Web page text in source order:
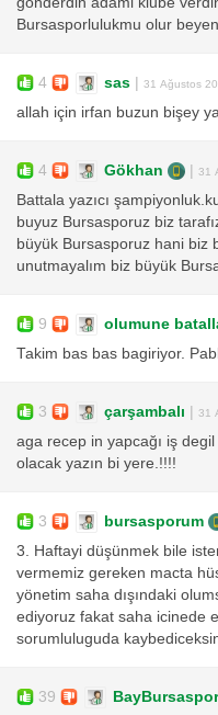
Bursasporlulukmu olur
4 sas | 31 Ağustos
allah için irfan buzun bişey
4 Gökhan | 31
Battala yazıcı
buyuz Bursasporuz biz
büyük Bursasporuz hani biz
unutmayalım biz büyük
9 olumune
Takim bas bas bagiriyor.
3 çarşambalı | 31
aga recep in yapcağı iş
olacak yazın bi yere.!!!!
3 bursasporum
3. Haftayi düşünmek bile
vermemiz gereken macta
yönetim saha dışındaki
ediyoruz fakat saha icinede
sorumluluguda
39 BayBursaspor